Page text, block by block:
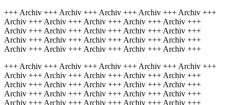
+++ Archiv +++ Archiv +++ Archiv +++ Archiv +++ Archiv +++
Archiv +++ Archiv +++ Archiv +++ Archiv +++ Archiv +++
Archiv +++ Archiv +++ Archiv +++ Archiv +++ Archiv +++
Archiv +++ Archiv +++ Archiv +++ Archiv +++ Archiv +++
Archiv +++ Archiv +++ Archiv +++ Archiv +++ Archiv +++
+++ Archiv +++ Archiv +++ Archiv +++ Archiv +++ Archiv +++
Archiv +++ Archiv +++ Archiv +++ Archiv +++ Archiv +++
Archiv +++ Archiv +++ Archiv +++ Archiv +++ Archiv +++
Archiv +++ Archiv +++ Archiv +++ Archiv +++ Archiv +++
Archiv +++ Archiv +++ Archiv +++ Archiv +++ Archiv +++